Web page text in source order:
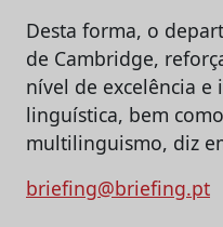
Desta forma, o
de Cambridge,
nível de excelência e
linguística, bem
multilinguismo, diz
briefing@briefing.pt